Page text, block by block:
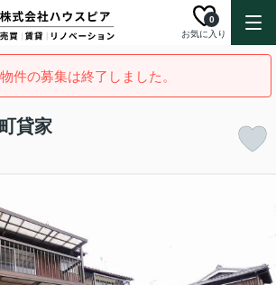
お気に入り
0
件の募集は終了しました。
貸家